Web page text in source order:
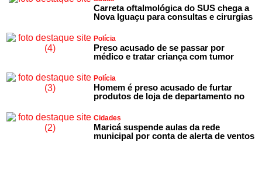
Carreta oftalmológica do SUS chega a
Nova Iguaçu para consultas e cirurgias
Polícia
Preso acusado de se passar por
médico e tratar criança com tumor
Polícia
Homem é preso acusado de furtar
produtos de loja de departamento no
Cidades
Maricá suspende aulas da rede
municipal por conta de alerta de ventos